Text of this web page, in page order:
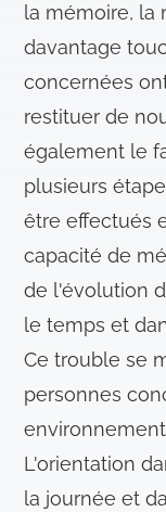
la mémoire, la
davantage
concernées
restituer de
également le
plusieurs
être effectués
capacité de
de l'évolution
le temps et
Ce trouble se
personnes
L'orientation
la journée et